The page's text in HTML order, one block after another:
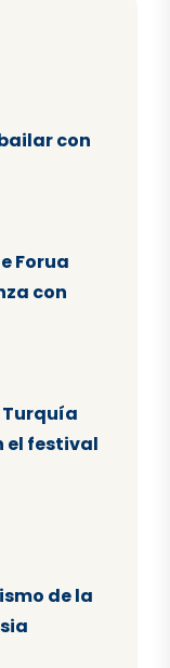
con
Forua
con
Turquía
el festival
de la